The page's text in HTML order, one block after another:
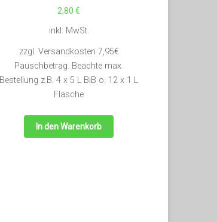
2,80€
inkl. MwSt.
zzgl. Versandkosten 7,95€
Pauschbetrag. Beachte max.
Bestellung z.B. 4 x 5 L BiB o. 12 x 1 L
Flasche
In den Warenkorb